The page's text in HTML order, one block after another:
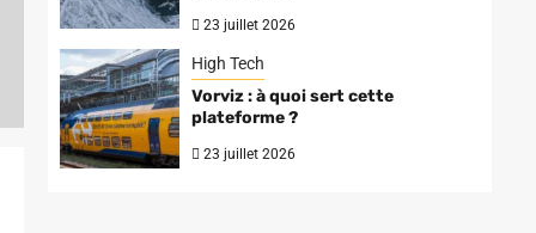
23 juillet 2026
High Tech
Vorviz : à quoi sert cette
plateforme ?
23 juillet 2026